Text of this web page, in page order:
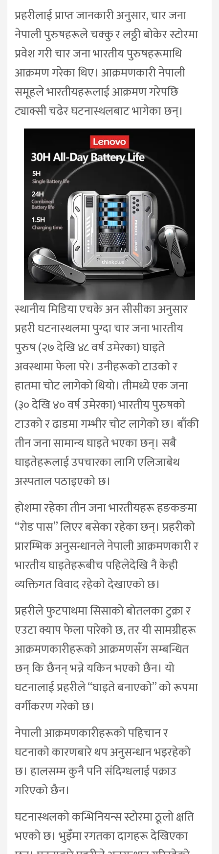
प्रहरीलाई प्राप्त जानकारी अनुसार, चार जना
नेपाली पुरुषहरूले चक्कु र लठ्ठी बोकेर स्टोरमा
प्रवेश गरी चार जना भारतीय पुरुषहरूमाथि
आक्रमण गरेका थिए। आक्रमणकारी नेपाली
समूहले भारतीयहरूलाई आक्रमण गरेपछि
ट्याक्सी चढेर घटनास्थलबाट भागेका छन्।
स्थानीय मिडिया एचके अन सीसीका अनुसार
प्रहरी घटनास्थलमा पुग्दा चार जना भारतीय
पुरुष (२७ देखि ४८ वर्ष उमेरका) घाइते
अवस्थामा फेला परे। उनीहरूको टाउको र
हातमा चोट लागेको थियो। तीमध्ये एक जना
(३० देखि ४० वर्ष उमेरका) भारतीय पुरुषको
टाउको र ढाडमा गम्भीर चोट लागेको छ। बाँकी
तीन जना सामान्य घाइते भएका छन्। सबै
घाइतेहरूलाई उपचारका लागि एलिजाबेथ
अस्पताल पठाइएको छ।
होशमा रहेका तीन जना भारतीयहरू हङकङमा
“रोड पास” लिएर बसेका रहेका छन्। प्रहरीको
प्रारम्भिक अनुसन्धानले नेपाली आक्रमणकारी र
भारतीय घाइतेहरूबीच पहिलेदेखि नै केही
व्यक्तिगत विवाद रहेको देखाएको छ।
प्रहरीले फुटपाथमा सिसाको बोतलका टुक्रा र
एउटा क्याप फेला पारेको छ, तर यी सामग्रीहरू
आक्रमणकारीहरूको आक्रमणसँग सम्बन्धित
छन् कि छैनन् भन्ने यकिन भएको छैन। यो
घटनालाई प्रहरीले “घाइते बनाएको” को रूपमा
वर्गीकरण गरेको छ।
नेपाली आक्रमणकारीहरूको पहिचान र
घटनाको कारणबारे थप अनुसन्धान भइरहेको
छ। हालसम्म कुनै पनि संदिग्धलाई पक्राउ
गरिएको छैन।
घटनास्थलको कन्भिनियन्स स्टोरमा ठूलो क्षति
भएको छ। भुइँमा रगतका दागहरू देखिएका